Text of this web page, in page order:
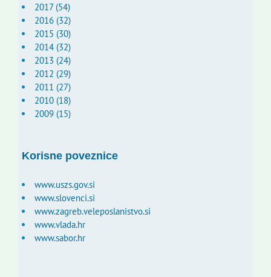
2017 (54)
2016 (32)
2015 (30)
2014 (32)
2013 (24)
2012 (29)
2011 (27)
2010 (18)
2009 (15)
Korisne poveznice
www.uszs.gov.si
www.slovenci.si
www.zagreb.veleposlanistvo.si
www.vlada.hr
www.sabor.hr